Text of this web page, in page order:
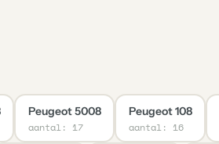
Peugeot 5008
aantal: 17
Peugeot 108
aantal: 16